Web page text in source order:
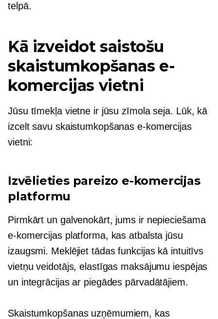
telpā.
Kā izveidot saistošu
skaistumkopšanas e-
komercijas vietni
Jūsu tīmekļa vietne ir jūsu zīmola seja. Lūk, kā
izcelt savu skaistumkopšanas e-komercijas
vietni:
Izvēlieties pareizo e-komercijas
platformu
Pirmkārt un galvenokārt, jums ir nepieciešama
e-komercijas platforma, kas atbalsta jūsu
izaugsmi. Meklējiet tādas funkcijas kā intuitīvs
vietņu veidotājs, elastīgas maksājumu iespējas
un integrācijas ar piegādes pārvadātājiem.
Skaistumkopšanas uzņēmumiem, kas